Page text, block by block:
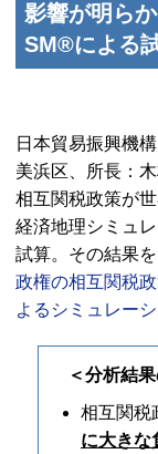
影響が明ら
SM®による
日本貿易振興機
美浜区、所長：
相互関税政策が
経済地理シミュ
試算。その結果を
政権の相互関税
よるシミュレー
＜分析結
相互関税
に大きな